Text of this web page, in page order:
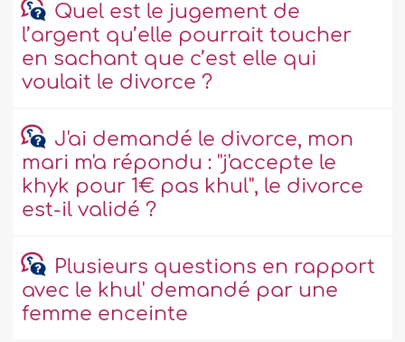
Quel est le jugement de
l’argent qu’elle pourrait toucher
en sachant que c’est elle qui
voulait le divorce ?
J'ai demandé le divorce, mon
mari m'a répondu : ''j'accepte le
khyk pour 1€ pas khul'', le divorce
est-il validé ?
Plusieurs questions en rapport
avec le khul' demandé par une
femme enceinte